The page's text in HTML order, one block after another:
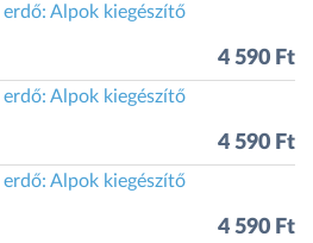
Alpok kiegészítő
4 590 Ft
Alpok kiegészítő
4 590 Ft
Alpok kiegészítő
4 590 Ft